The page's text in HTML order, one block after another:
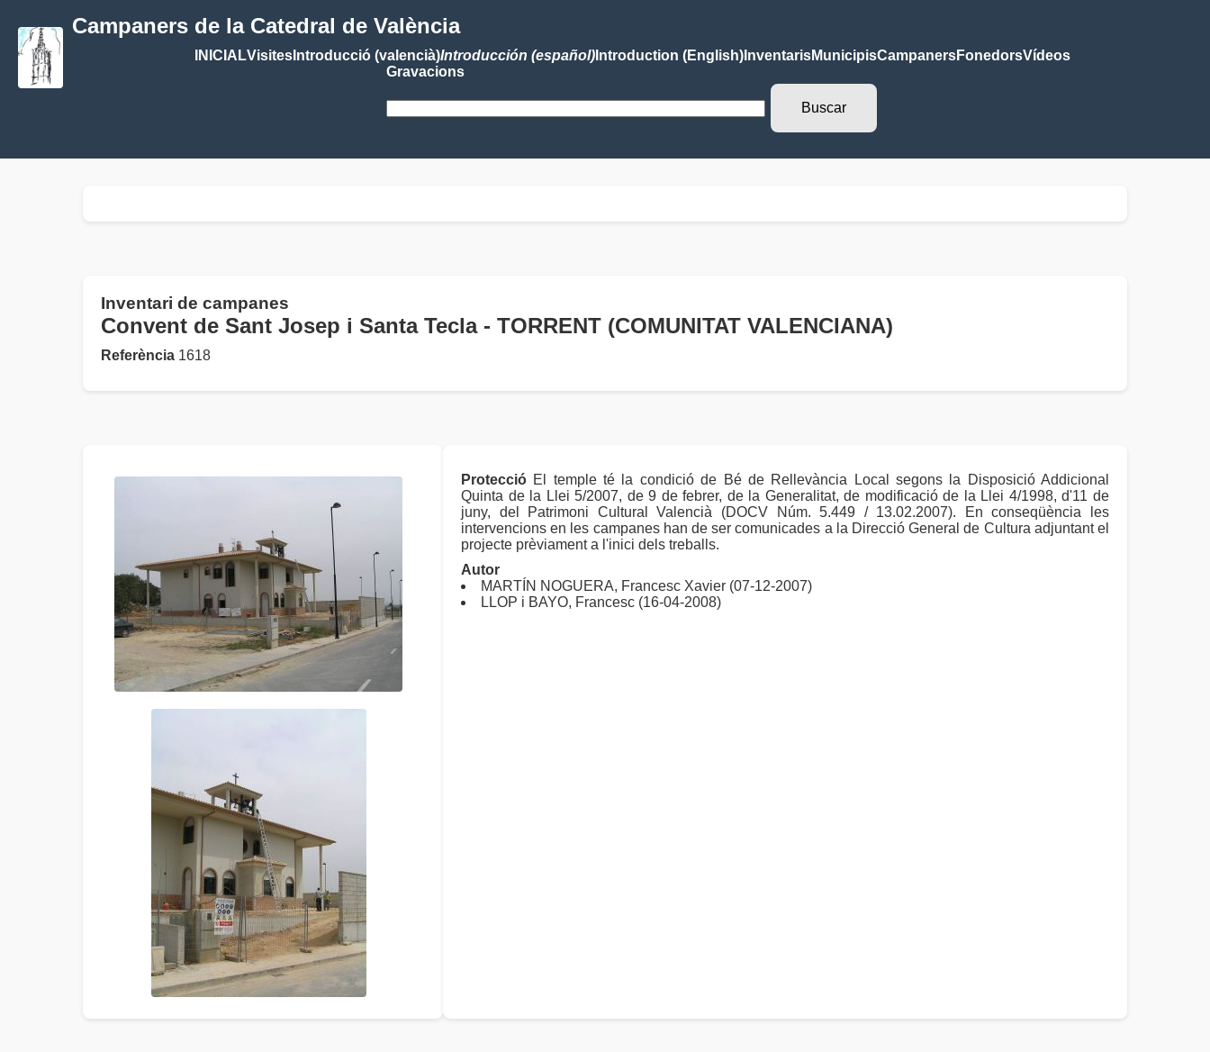
Campaners de la Catedral de València
INICIALVisitesIntroducció (valencià)Introducción (español)Introduction (English)InventarisMunicipisCampanersFonedorsVídeos
Gravacions
Inventari de campanes
Convent de Sant Josep i Santa Tecla - TORRENT (COMUNITAT VALENCIANA)
Referència 1618
Protecció El temple té la condició de Bé de Rellevància Local segons la Disposició Addicional
Quinta de la Llei 5/2007, de 9 de febrer, de la Generalitat, de modificació de la Llei 4/1998, d'11 de
juny, del Patrimoni Cultural Valencià (DOCV Núm. 5.449 / 13.02.2007). En conseqüència les
intervencions en les campanes han de ser comunicades a la Direcció General de Cultura adjuntant el
projecte prèviament a l'inici dels treballs.
Autor
MARTÍN NOGUERA, Francesc Xavier (07-12-2007)
LLOP i BAYO, Francesc (16-04-2008)